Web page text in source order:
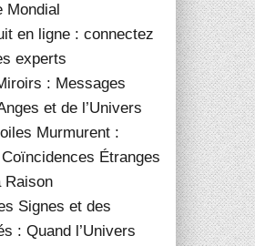
Mondial
en ligne : connectez
experts
: Messages
et de l’Univers
Murmurent :
Étranges
Raison
Signes et des
: Quand l’Univers